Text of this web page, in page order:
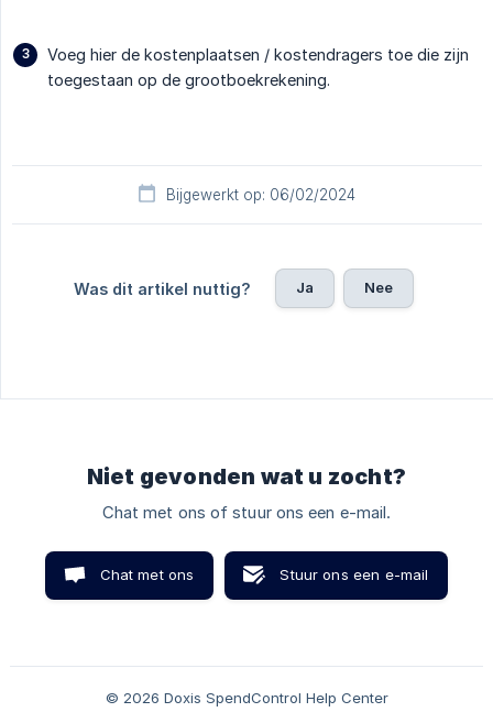
Voeg hier de kostenplaatsen / kostendragers toe die zijn
toegestaan op de grootboekrekening.
Bijgewerkt op: 06/02/2024
Was dit artikel nuttig? Ja Nee
Niet gevonden wat u zocht?
Chat met ons of stuur ons een e-mail.
Chat met ons Stuur ons een e-mail
© 2026 Doxis SpendControl Help Center